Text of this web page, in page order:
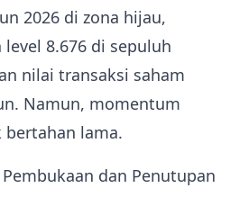
2026 di zona hijau,
8.676 di sepuluh
nilai transaksi saham
Namun, momentum
lama.
dan Penutupan